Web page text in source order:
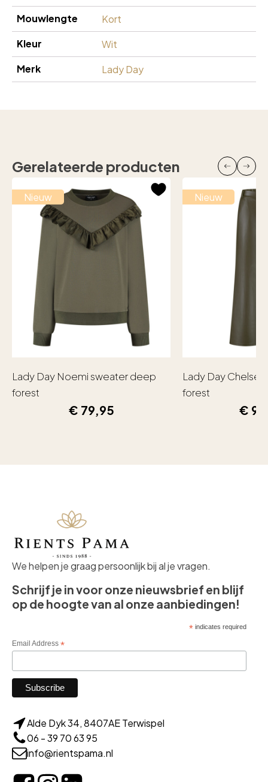
Mouwlengte
Kort
Kleur
Wit
Merk
Lady Day
Gerelateerde producten
Nieuw
Lady Day Noemi sweater deep
forest
€ 79,95
Nieuw
Lady Day
forest
€
We helpen je graag persoonlijk bij al je vragen.
Schrijf je in voor onze nieuwsbrief en blijf
op de hoogte van al onze aanbiedingen!
*indicates required
Email Address *
Alde Dyk 34, 8407AE Terwispel
06 - 39 70 63 95
info@rientspama.nl